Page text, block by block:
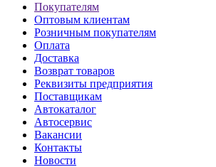
Покупателям
Оптовым клиентам
Розничным покупателям
Оплата
Доставка
Возврат товаров
Реквизиты предприятия
Поставщикам
Автокаталог
Автосервис
Вакансии
Контакты
Новости